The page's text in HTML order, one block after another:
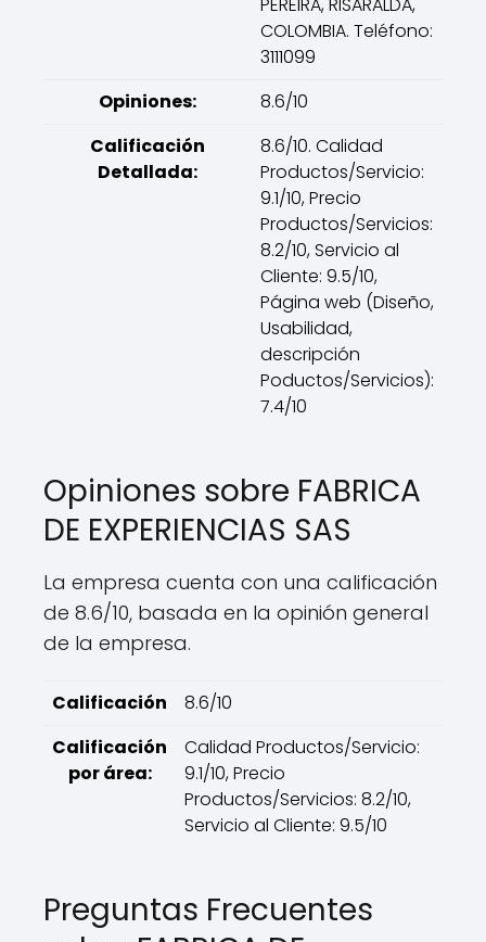
COLOMBIA. Teléfono:
3111099
Opiniones:
8.6/10
Calificación
Detallada:
8.6/10. Calidad
Productos/Servicio:
9.1/10, Precio
Productos/Servicios:
8.2/10, Servicio al
Cliente: 9.5/10,
Página web (Diseño,
Usabilidad,
descripción
Poductos/Servicios):
7.4/10
Opiniones sobre FABRICA
DE EXPERIENCIAS SAS
La empresa cuenta con una calificación
de 8.6/10, basada en la opinión general
de la empresa.
Calificación
8.6/10
Calificación
por área:
Calidad Productos/Servicio:
9.1/10, Precio
Productos/Servicios: 8.2/10,
Servicio al Cliente: 9.5/10
Preguntas Frecuentes